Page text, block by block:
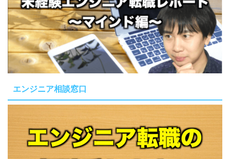
エンジニア相談窓口